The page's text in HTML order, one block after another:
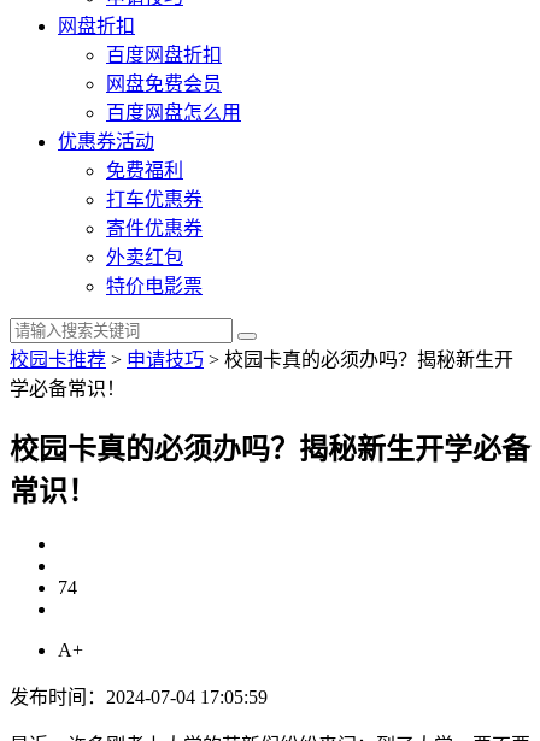
网盘折扣
百度网盘折扣
网盘免费会员
百度网盘怎么用
优惠券活动
免费福利
打车优惠券
寄件优惠券
外卖红包
特价电影票
校园卡推荐 > 申请技巧 > ​校园卡真的必须办吗？揭秘新生开
学必备常识！
​校园卡真的必须办吗？揭秘新生开学必备
常识！
74
A+
发布时间：2024-07-04 17:05:59